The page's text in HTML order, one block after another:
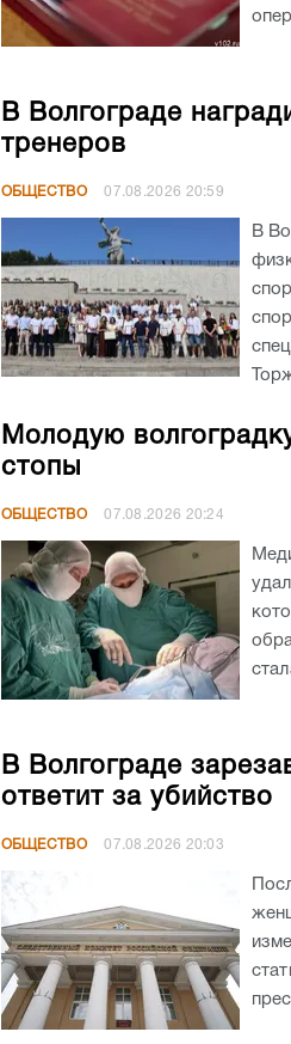
В Волгограде
тренеров
ОБЩЕСТВО 07.08.2026 20:59
В
Молодую
стопы
ОБЩЕСТВО 07.08.2026 20:24
В Волгограде
ответит за убийство
ОБЩЕСТВО 07.08.2026 20:03